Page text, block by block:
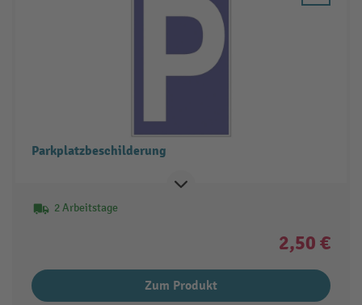
Parkplatzbeschilderung
2 Arbeitstage
2,50 €
Zum Produkt